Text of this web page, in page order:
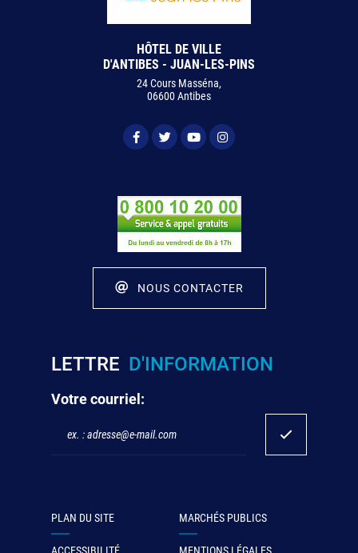
HÔTEL DE VILLE
D'ANTIBES - JUAN-LES-PINS
24 Cours Masséna,
06600 Antibes
NOUS CONTACTER
LETTRE D'INFORMATION
Votre courriel:
PLAN DU SITE MARCHÉS PUBLICS